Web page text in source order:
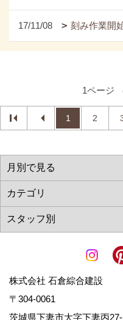
17/11/08 刻み作業開
1ページ
1 2
株式会社 石倉綜合建設
〒304-0061
茨城県下妻市大字下妻丙